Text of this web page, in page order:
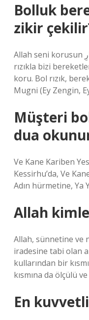
Bolluk
zikir
Allah seni korusun النَّارِ Ey Allahım! Bize verdiğin
rızıkla bizi
koru. Bol rızık,
Mugni (Ey Zengin,
Müşteri
dua
Ve Kane Kariben
Kessirhu’da, Ve
Adın hürmetine, Ya
Allah
Allah, sünnetine ve
iradesine tabi olan
kullarından bir
kısmına da ölçülü
En